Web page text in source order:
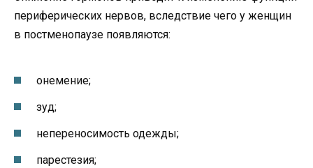
периферических нервов, вследствие чего у женщин
в постменопаузе появляются:
онемение;
зуд;
непереносимость одежды;
парестезия;